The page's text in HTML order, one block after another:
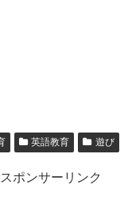
英語教育 遊び
スポンサーリンク